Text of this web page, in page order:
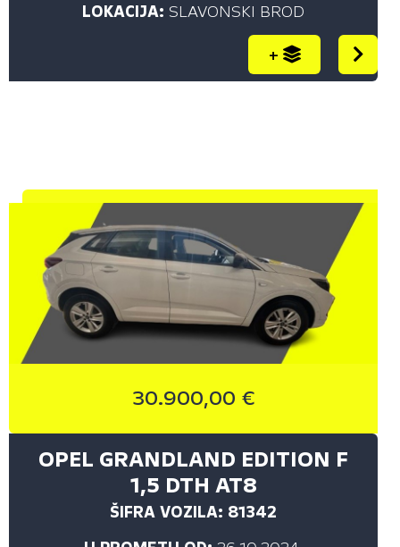
LOKACIJA: SLAVONSKI BROD
+
30.900,00 €
OPEL GRANDLAND EDITION F
1,5 DTH AT8
ŠIFRA VOZILA: 81342